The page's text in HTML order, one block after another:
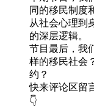
同的移民制度
从社会心理到
的深层逻辑。
节目最后，我
样的移民社会
约？
快来评论区留
👇